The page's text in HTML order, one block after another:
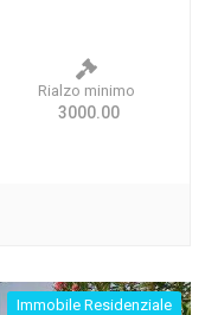
Rialzo minimo
3000.00
Immobile Residenziale